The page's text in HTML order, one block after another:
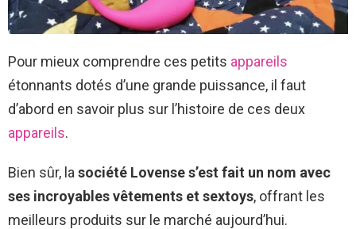
Pour mieux comprendre ces petits appareils
étonnants dotés d’une grande puissance, il faut
d’abord en savoir plus sur l’histoire de ces deux
appareils.
Bien sûr, la société Lovense s’est fait un nom avec
ses incroyables vêtements et sextoys, offrant les
meilleurs produits sur le marché aujourd’hui.